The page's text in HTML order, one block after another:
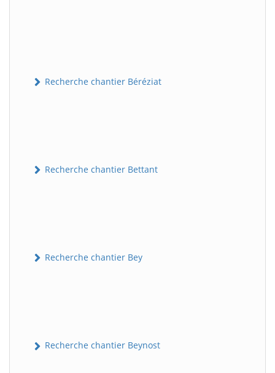
Recherche chantier Béréziat
Recherche chantier Bettant
Recherche chantier Bey
Recherche chantier Beynost